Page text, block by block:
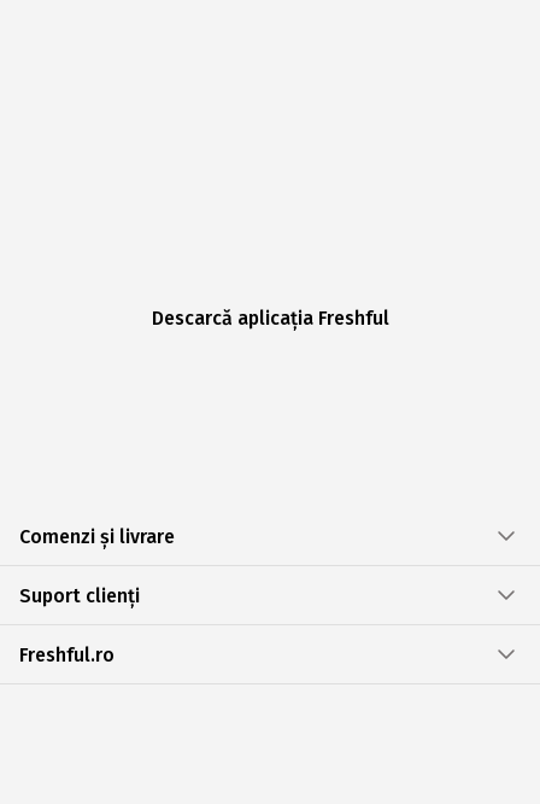
Descarcă aplicația Freshful
Comenzi și livrare
Suport clienți
Freshful.ro